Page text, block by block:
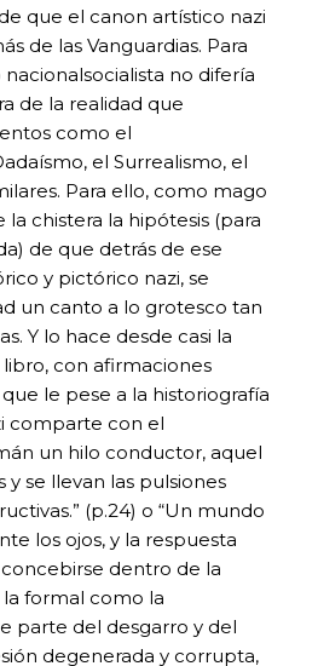
que el canon artístico nazi
de las Vanguardias. Para
no difería
de la realidad que
como el
el Surrealismo, el
Para ello, como mago
la chistera la hipótesis (para
de que detrás de ese
y pictórico nazi, se
un canto a lo grotesco tan
Y lo hace desde casi la
con afirmaciones
le pese a la historiografía
comparte con el
un hilo conductor, aquel
se llevan las pulsiones
(p.24) o “Un mundo
los ojos, y la respuesta
dentro de la
formal como la
parte del desgarro y del
degenerada y corrupta,